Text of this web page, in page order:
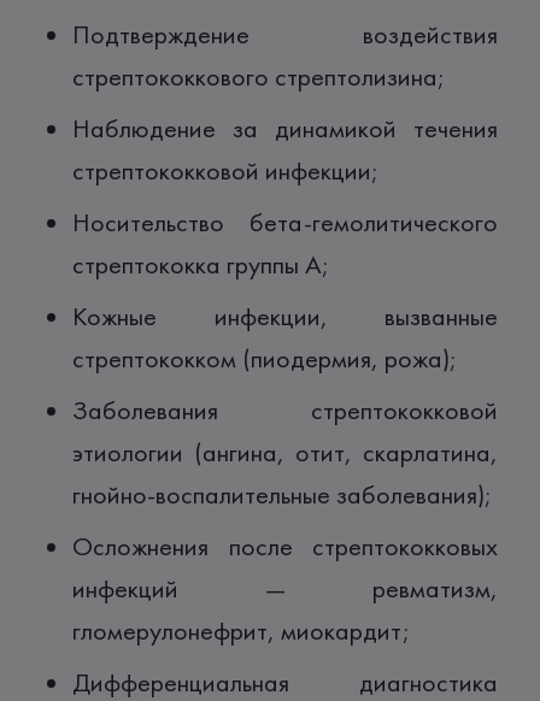
Подтверждение воздействия
стрептококкового стрептолизина;
Наблюдение за динамикой течения
стрептококковой инфекции;
Носительство бета-гемолитического
стрептококка группы А;
Кожные инфекции, вызванные
стрептококком (пиодермия, рожа);
Заболевания стрептококковой
этиологии (ангина, отит, скарлатина,
гнойно-воспалительные заболевания);
Осложнения после стрептококковых
инфекций — ревматизм,
гломерулонефрит, миокардит;
Дифференциальная диагностика